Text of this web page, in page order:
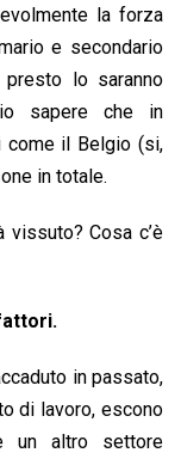
la forza
e secondario
lo saranno
sapere che in
come il Belgio (si,
in totale.
vissuto? Cosa c’è
in passato,
di lavoro, escono
un altro settore